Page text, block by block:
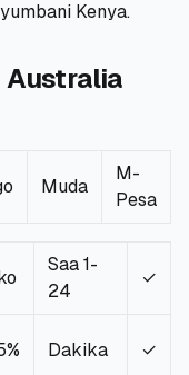
Kenya.
Australia
Muda
M-
Pesa
Saa 1-
24
✓
Dakika ✓